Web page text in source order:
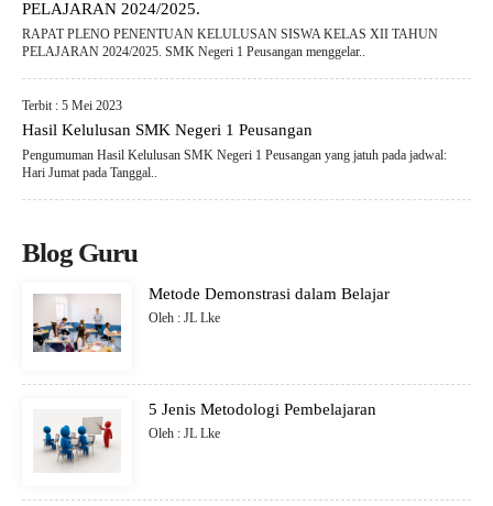
PELAJARAN 2024/2025.
RAPAT PLENO PENENTUAN KELULUSAN SISWA KELAS XII TAHUN
PELAJARAN 2024/2025. SMK Negeri 1 Peusangan menggelar..
Terbit : 5 Mei 2023
Hasil Kelulusan SMK Negeri 1 Peusangan
Pengumuman Hasil Kelulusan SMK Negeri 1 Peusangan yang jatuh pada jadwal:
Hari Jumat pada Tanggal..
Blog Guru
Metode Demonstrasi dalam Belajar
Oleh : JL Lke
5 Jenis Metodologi Pembelajaran
Oleh : JL Lke